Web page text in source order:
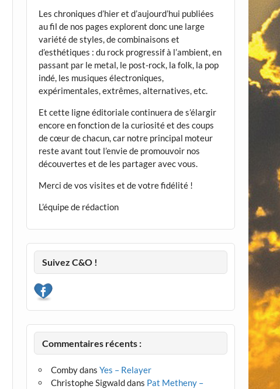
Les chroniques d’hier et d’aujourd’hui publiées
au fil de nos pages explorent donc une large
variété de styles, de combinaisons et
d’esthétiques : du rock progressif à l’ambient, en
passant par le metal, le post-rock, la folk, la pop
indé, les musiques électroniques,
expérimentales, extrêmes, alternatives, etc.
Et cette ligne éditoriale continuera de s’élargir
encore en fonction de la curiosité et des coups
de cœur de chacun, car notre principal moteur
reste avant tout l’envie de promouvoir nos
découvertes et de les partager avec vous.
Merci de vos visites et de votre fidélité !
L’équipe de rédaction
Suivez C&O !
Commentaires récents :
CombydansYes – Relayer
Christophe Sigwalddans Pat Metheny –